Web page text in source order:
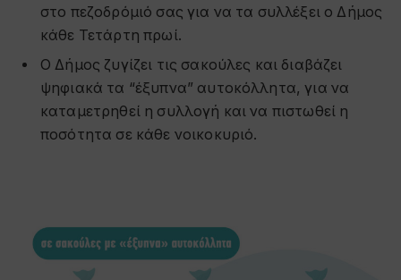
στο πεζοδρόμιό σας για να τα συλλέξει ο Δήμος
κάθε Τετάρτη πρωί.
Ο Δήμος ζυγίζει τις σακούλες και διαβάζει
ψηφιακά τα “έξυπνα” αυτοκόλλητα, για να
καταμετρηθεί η συλλογή και να πιστωθεί η
ποσότητα σε κάθε νοικοκυριό.